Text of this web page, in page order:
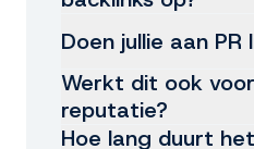
maand voor
vrijblijvende
een offerte op maat.
Of we daar gebruik
af van de
de inhoudelijke
Ja, waar mogelijk.
als ondersteunend
plaatsing. Een goed
gerichte backlink
Doen jullie aan PR
Ja, maar op onze
linkbuilding is voor
Werkt dit ook
reputatie?
Hoe lang duurt